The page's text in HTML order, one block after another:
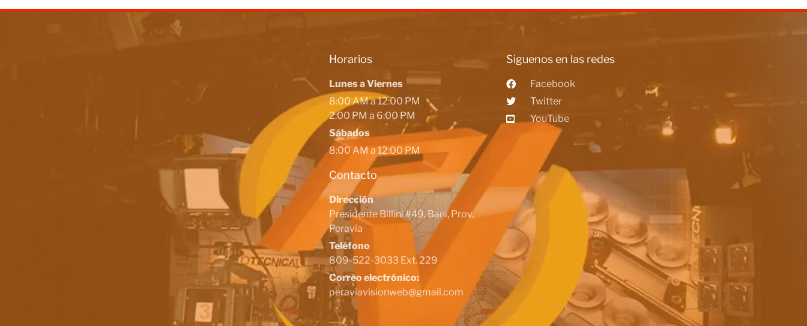
Horarios
Lunes a Viernes
8:00 AM a 12:00 PM
2:00 PM a 6:00 PM
Sábados
8:00 AM a 12:00 PM
Contacto
Dirección
Presidente Billini #49, Baní, Prov.
Peravia
Teléfono
809-522-3033 Ext. 229
Correo electrónico:
peraviavisionweb@gmail.com
Siguenos en las redes
Facebook
Twitter
YouTube